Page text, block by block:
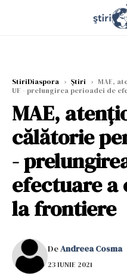
StiriDiaspora › Știri › MAE,
UE - prelungirea perioadei de
MAE,
călătorie
-
efectuare
la frontiere
DeAndreea Cosma
23 IUNIE 2021